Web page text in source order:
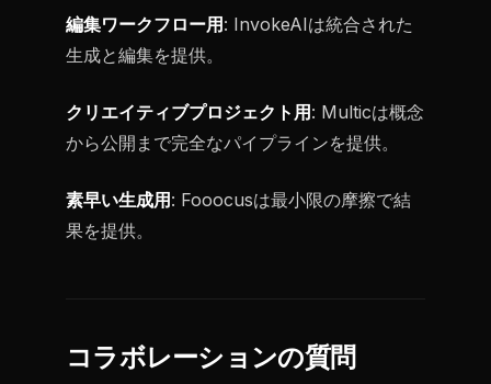
編集ワークフロー用 : InvokeAIは統合された
生成と編集を提供。
クリエイティブプロジェクト用 : Multicは概念
から公開まで完全なパイプラインを提供。
素早い生成用 : Fooocusは最小限の摩擦で結
果を提供。
コラボレーションの質問